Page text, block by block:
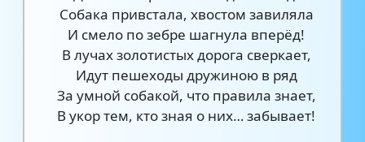
Собака привстала, хвостом завиляла
И смело по зебре шагнула вперёд!
В лучах золотистых дорога сверкает,
Идут пешеходы дружиною в ряд
За умной собакой, что правила знает,
В укор тем, кто зная о них… забывает!